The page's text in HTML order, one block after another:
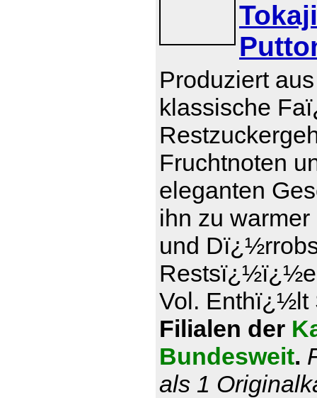
Produziert
klassische
Fruchtnoten
eleganten
ihn zu
und
Restsï¿½ï¿½e
Vol. Enthï¿½lt
Filialen der
Bundesweit.
als 1